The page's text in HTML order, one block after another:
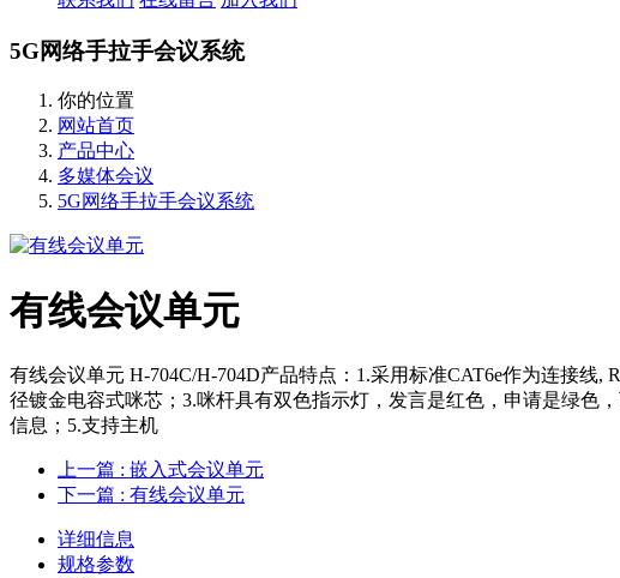
5G网络手拉手会议系统
你的位置
网站首页
产品中心
多媒体会议
5G网络手拉手会议系统
有线会议单元
有线会议单元 H-704C/H-704D产品特点：1.采用标准CAT6e作为连接线
径镀金电容式咪芯；3.咪杆具有双色指示灯，发言是红色，申请是绿色
信息；5.支持主机
上一篇 : 嵌入式会议单元
下一篇 : 有线会议单元
详细信息
规格参数